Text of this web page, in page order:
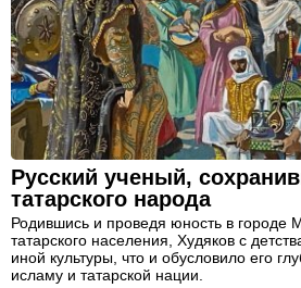
Русский ученый,
татарского народа
Родившись и проведя юность в городе
татарского населения, Худяков с
иной культуры, что и обусловило его
исламу и татарской нации.